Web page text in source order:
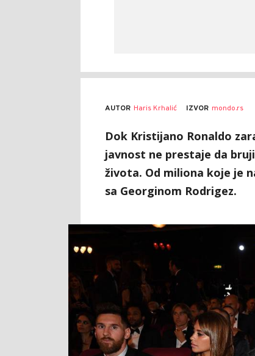
AUTOR Haris Krhalić IZVOR mondo.rs
Dok Kristijano Ronaldo
javnost ne prestaje da
života. Od miliona koje je
sa Georginom Rodrigez.